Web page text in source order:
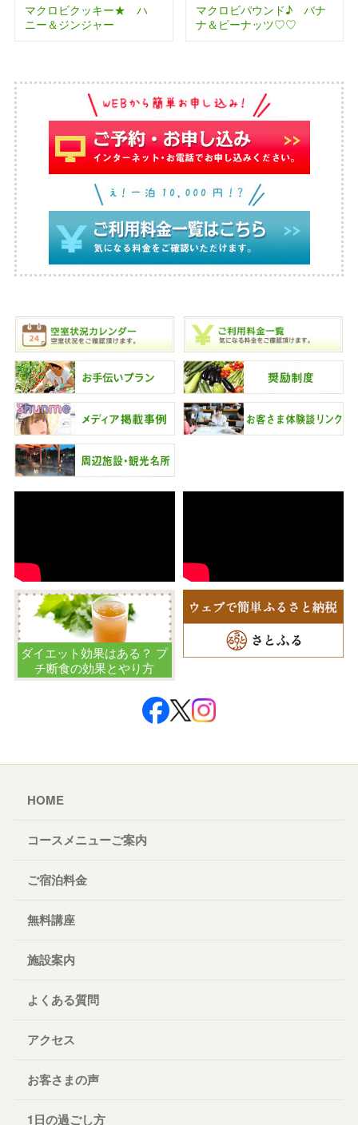
マクロビクッキー★ ハ
ニー＆ジンジャー
マクロビパウンド♪ バナ
ナ＆ピーナッツ♡♡
ダイエット効果はある？ プ
チ断食の効果とやり方
HOME
コースメニューご案内
ご宿泊料金
無料講座
施設案内
よくある質問
アクセス
お客さまの声
1日の過ごし方